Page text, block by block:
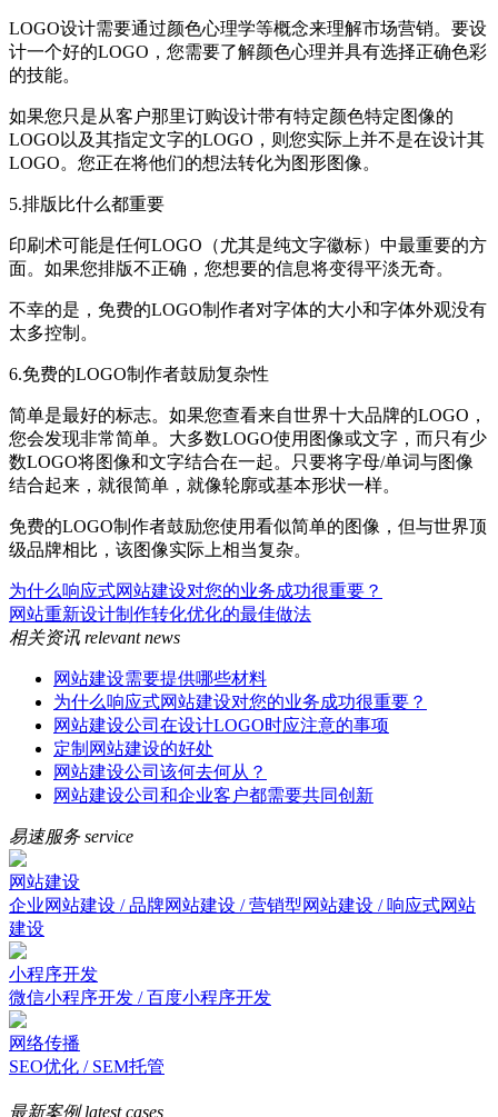
LOGO设计需要通过颜色心理学等概念来理解市场营销。要设
计一个好的LOGO，您需要了解颜色心理并具有选择正确色彩
的技能。
如果您只是从客户那里订购设计带有特定颜色特定图像的
LOGO以及其指定文字的LOGO，则您实际上并不是在设计其
LOGO。您正在将他们的想法转化为图形图像。
5.排版比什么都重要
印刷术可能是任何LOGO（尤其是纯文字徽标）中最重要的方
面。如果您排版不正确，您想要的信息将变得平淡无奇。
不幸的是，免费的LOGO制作者对字体的大小和字体外观没有
太多控制。
6.免费的LOGO制作者鼓励复杂性
简单是最好的标志。如果您查看来自世界十大品牌的LOGO，
您会发现非常简单。大多数LOGO使用图像或文字，而只有少
数LOGO将图像和文字结合在一起。只要将字母/单词与图像
结合起来，就很简单，就像轮廓或基本形状一样。
免费的LOGO制作者鼓励您使用看似简单的图像，但与世界顶
级品牌相比，该图像实际上相当复杂。
为什么响应式网站建设对您的业务成功很重要？
网站重新设计制作转化优化的最佳做法
相关资讯 relevant news
网站建设需要提供哪些材料
为什么响应式网站建设对您的业务成功很重要？
网站建设公司在设计LOGO时应注意的事项
定制网站建设的好处
网站建设公司该何去何从？
网站建设公司和企业客户都需要共同创新
易速服务service
网站建设
企业网站建设 / 品牌网站建设 / 营销型网站建设 / 响应式网站
建设
小程序开发
微信小程序开发 / 百度小程序开发
网络传播
SEO优化 / SEM托管
最新案例latest cases